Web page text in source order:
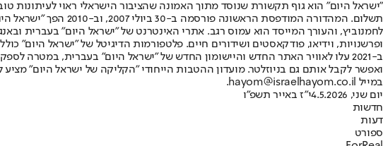
"ישראל היום" הוא גוף תקשורת שנוסד מתוך האמונה שהציבור הישראלי ראוי לעיתונות
תשלום. המהדורה
ופרשנויות, וידיאו, פודקאסטים ושידורים חיים. פלטפורמות הדיגיטל של "ישראל היום"
ב-2021 עלו לאוויר האתר החדש והיישומון החדש של "ישראל היום" בעברית,
ואפשר לקבל אותם גם בניוזלטר. מועדון ההטבות הייחודי "הקליקה של ישראל היום"
במייל hayom@israelhayom.co.il.
יום שני, 4.5.2026
י"ז באייר תשפ"ו
חדשות
דעות
ספורט